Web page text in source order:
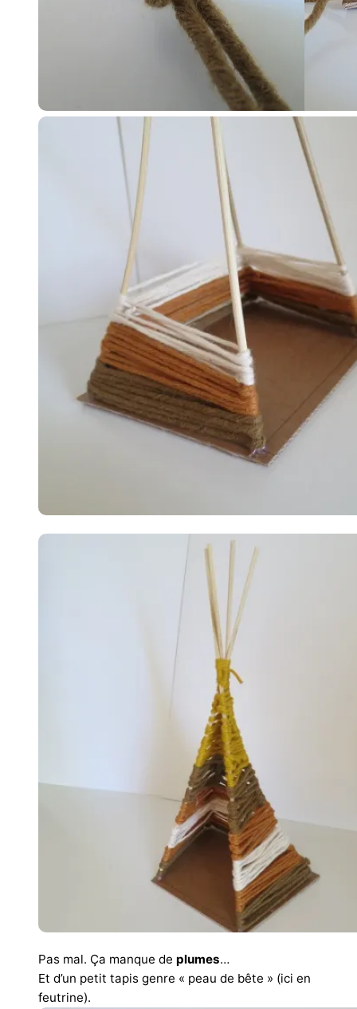
Pas mal. Ça manque de plumes…
Et d’un petit tapis genre « peau de bête » (ici en
feutrine).